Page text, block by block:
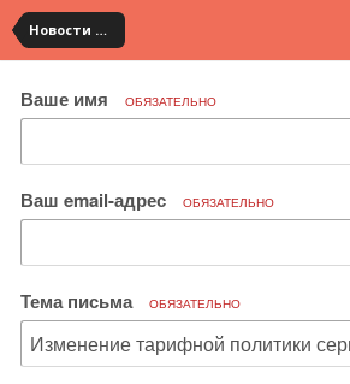
Новости сервиса
Ваше имя ОБЯЗАТЕЛЬНО
Ваш email-адрес ОБЯЗАТЕЛЬНО
Тема письма ОБЯЗАТЕЛЬНО